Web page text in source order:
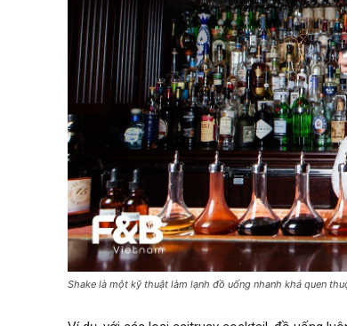
Shake là một kỹ thuật làm lạnh đồ uống nhanh khá quen